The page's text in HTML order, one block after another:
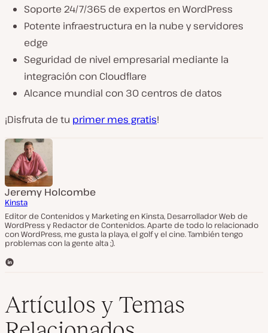
Soporte 24/7/365 de expertos en WordPress
Potente infraestructura en la nube y servidores
edge
Seguridad de nivel empresarial mediante la
integración con Cloudflare
Alcance mundial con 30 centros de datos
¡Disfruta de tu primer mes gratis!
Jeremy Holcombe
Kinsta
Editor de Contenidos y Marketing en Kinsta, Desarrollador Web de
WordPress y Redactor de Contenidos. Aparte de todo lo relacionado
con WordPress, me gusta la playa, el golf y el cine. También tengo
problemas con la gente alta ;).
L
e
d
Artículos y Temas